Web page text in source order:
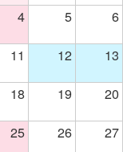
4 5 6
11 12 13
18 19 20
25 26 27